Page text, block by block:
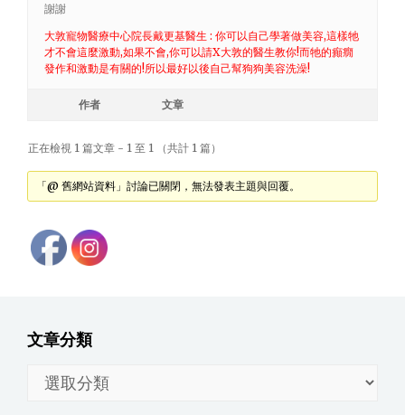
謝謝
大敦寵物醫療中心院長戴更基醫生 : 你可以自己學著做美容,這樣牠
才不會這麼激動,如果不會,你可以請X大敦的醫生教你!而牠的癲癇
發作和激動是有關的!所以最好以後自己幫狗狗美容洗澡!
作者 文章
正在檢視 1 篇文章 - 1 至 1 （共計 1 篇）
「@ 舊網站資料」討論已關閉，無法發表主題與回覆。
文章分類